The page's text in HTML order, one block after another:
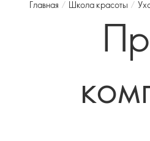
Главная / Школа красоты /